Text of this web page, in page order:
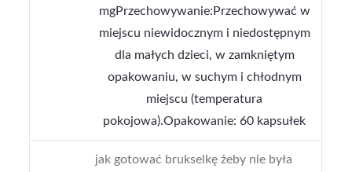
mgPrzechowywanie:Przechowywać w
miejscu niewidocznym i niedostępnym
dla małych dzieci, w zamkniętym
opakowaniu, w suchym i chłodnym
miejscu (temperatura
pokojowa).Opakowanie: 60 kapsułek
jak gotować brukselkę żeby nie była